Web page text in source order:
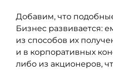
Добавим, что
Бизнес развивается:
из способов их
и в корпоративных
либо из акционеров,